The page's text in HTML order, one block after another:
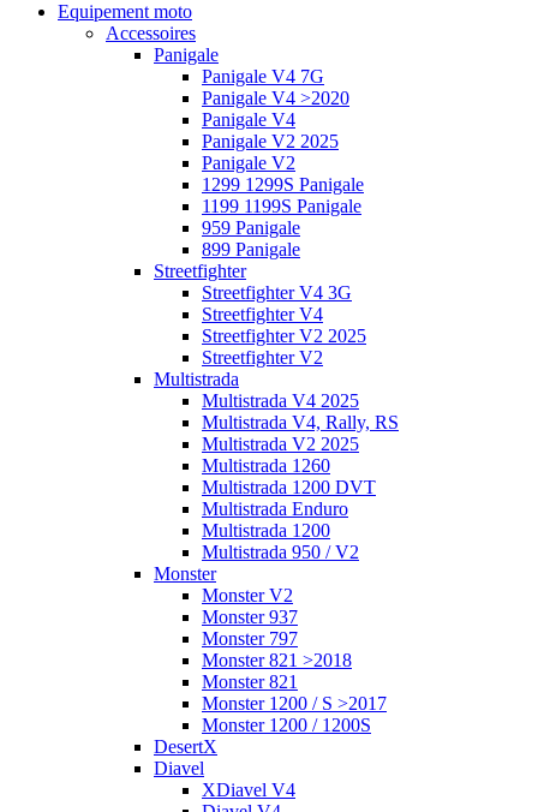
Equipement moto
Accessoires
Panigale
Panigale V4 7G
Panigale V4 >2020
Panigale V4
Panigale V2 2025
Panigale V2
1299 1299S Panigale
1199 1199S Panigale
959 Panigale
899 Panigale
Streetfighter
Streetfighter V4 3G
Streetfighter V4
Streetfighter V2 2025
Streetfighter V2
Multistrada
Multistrada V4 2025
Multistrada V4, Rally, RS
Multistrada V2 2025
Multistrada 1260
Multistrada 1200 DVT
Multistrada Enduro
Multistrada 1200
Multistrada 950 / V2
Monster
Monster V2
Monster 937
Monster 797
Monster 821 >2018
Monster 821
Monster 1200 / S >2017
Monster 1200 / 1200S
DesertX
Diavel
XDiavel V4